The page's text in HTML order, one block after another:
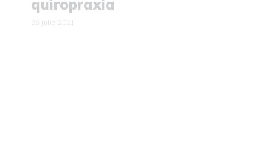
quiropraxia
29 Julio 2021